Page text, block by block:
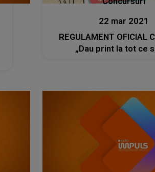
22 mar 2021
REGULAMENT OFICIAL
„Dau print la tot ce